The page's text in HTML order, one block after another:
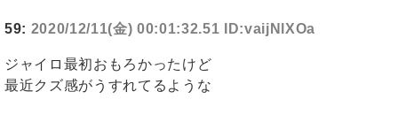
59: 2020/12/11(金) 00:01:32.51 ID:vaijNlXOa
ジャイロ最初おもろかったけど
最近クズ感がうすれてるような